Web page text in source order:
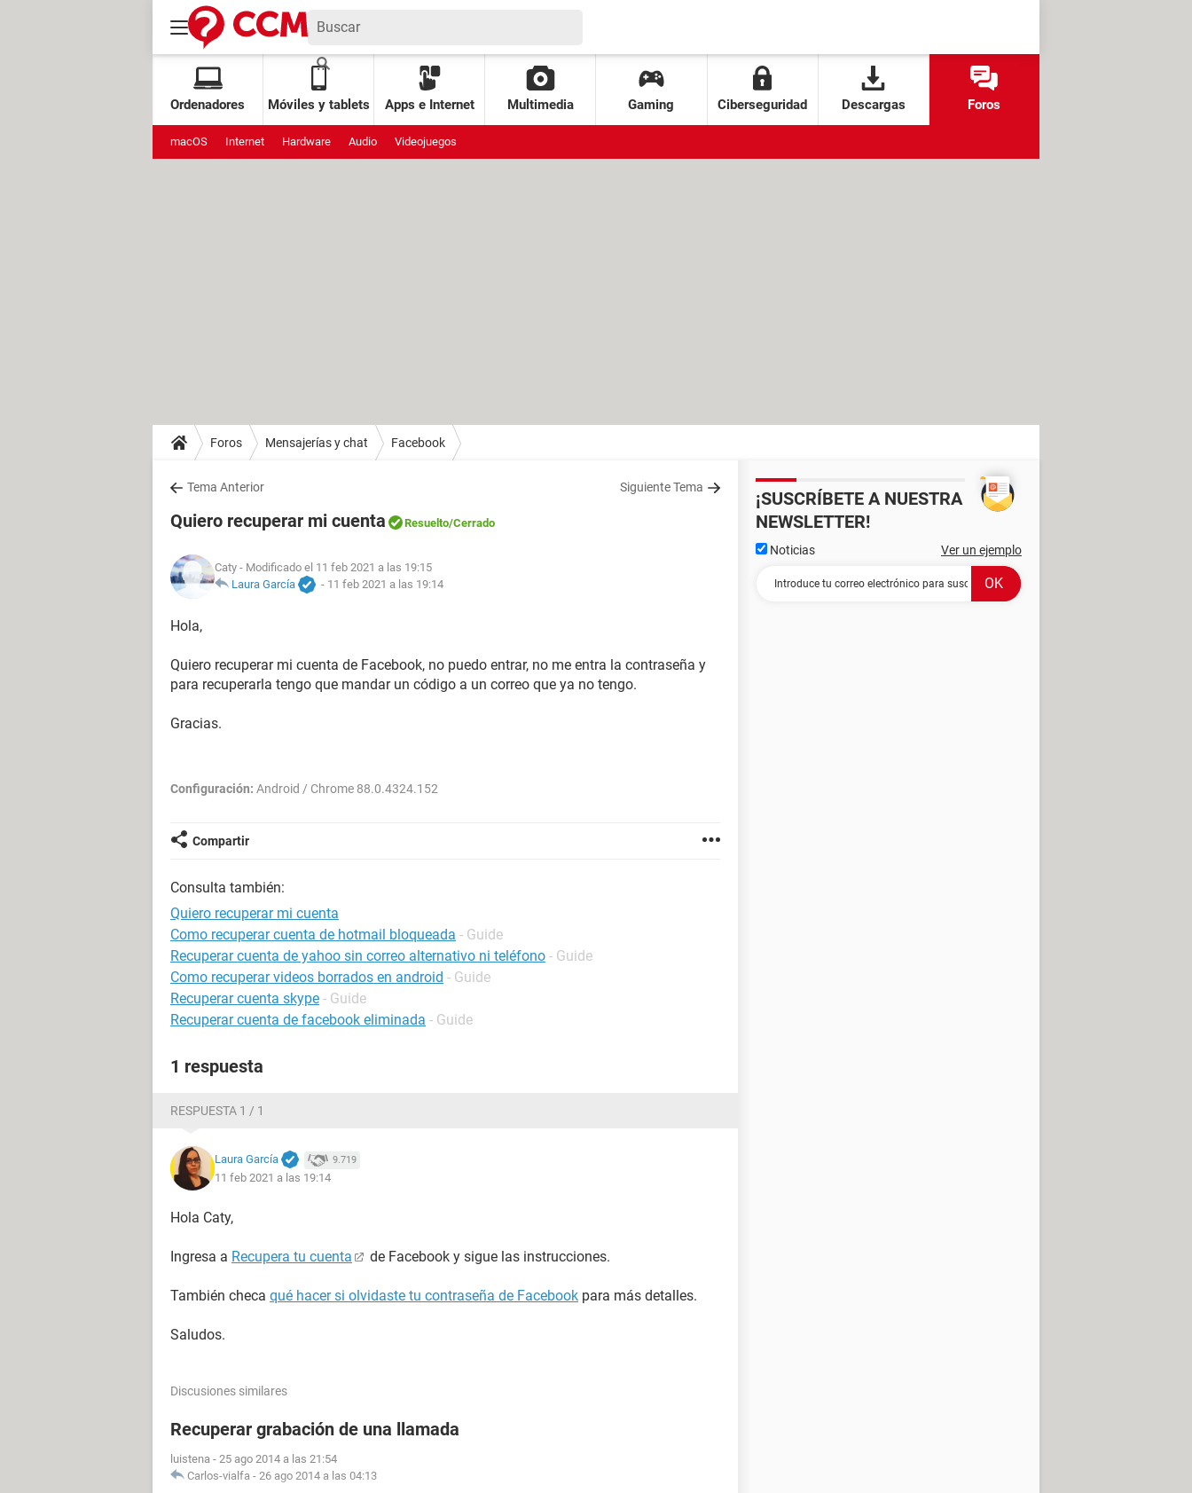
Ordenadores Móviles y tablets Apps e Internet Multimedia Gaming Ciberseguridad Descargas Foros
macOS Internet Hardware Audio Videojuegos
Foros Mensajerías y chat Facebook
Tema Anterior Siguiente Tema
Quiero recuperar mi cuenta Resuelto/Cerrado
Caty - Modificado el 11 feb 2021 a las 19:15
Laura García
- 11 feb 2021 a las 19:14
Hola,
Quiero recuperar mi cuenta de Facebook, no puedo entrar, no me entra la contraseña y
para recuperarla tengo que mandar un código a un correo que ya no tengo.
Gracias.
Configuración: Android / Chrome 88.0.4324.152
Compartir
Consulta también:
Quiero recuperar mi cuenta
Como recuperar cuenta de hotmail bloqueada - Guide
Recuperar cuenta de yahoo sin correo alternativo ni teléfono - Guide
Como recuperar videos borrados en android - Guide
Recuperar cuenta skype - Guide
Recuperar cuenta de facebook eliminada - Guide
1 respuesta
RESPUESTA 1 / 1
Laura García 9.719
11 feb 2021 a las 19:14
Hola Caty,
Ingresa a Recupera tu cuenta de Facebook y sigue las instrucciones.
También checa qué hacer si olvidaste tu contraseña de Facebook para más detalles.
Saludos.
Discusiones similares
Recuperar grabación de una llamada
luistena - 25 ago 2014 a las 21:54
Carlos-vialfa - 26 ago 2014 a las 04:13
¡SUSCRÍBETE A NUESTRA
NEWSLETTER!
Noticias Ver un ejemplo